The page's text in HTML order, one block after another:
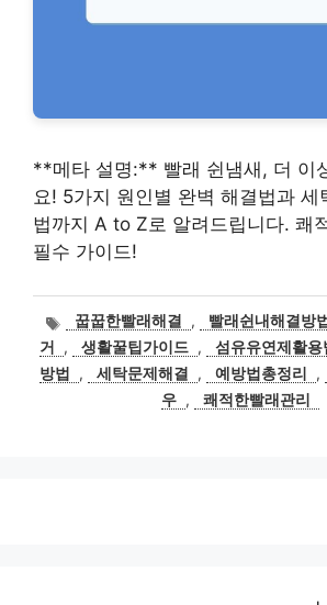
**메타 설명:** 빨래 쉰냄새, 더 이
요! 5가지 원인별 완벽 해결법과 세
법까지 A to Z로 알려드립니다. 쾌
필수 가이드!
태꿉꿉한빨래해결 , 빨래쉰내해결방법
거
, 생활꿀팁가이드 , 섬유유연제활용
방법
, 세탁문제해결 , 예방법총정리 ,
우 , 쾌적한빨래관리